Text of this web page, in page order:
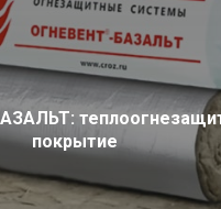
покрытие